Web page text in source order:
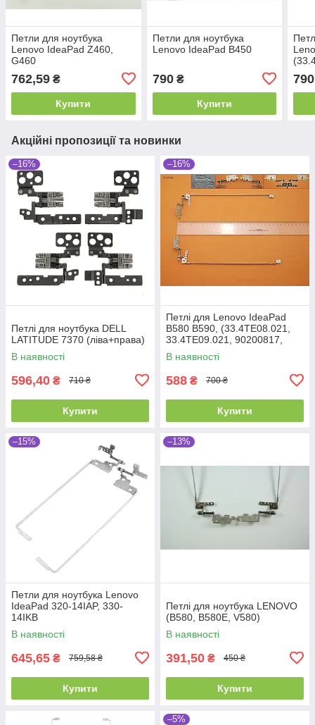
Петли для ноутбука
Lenovo IdeaPad Z460,
G460
762,59 ₴
Купити
Петли для ноутбука
Lenovo IdeaPad B450
790₴
Купити
790
Акційні пропозиції та новинки
–16%
Петлі для ноутбука DELL
LATITUDE 7370 (ліва+права)
В наявності
596,40 ₴ 710 ₴
Купити
–16%
Петлі для Lenovo IdeaPad
B580 B590, (33.4TE08.021,
33.4TE09.021, 90200817,
пара, ліва+права)
В наявності
588 ₴ 700 ₴
Купити
–15%
Петли для ноутбука Lenovo
IdeaPad 320-14IAP, 330-
14IKB
В наявності
645,65 ₴ 759,58 ₴
Купити
–13%
Петлі для ноутбука LENOVO
(B580, B580E, V580)
В наявності
391,50 ₴ 450 ₴
Купити
–5%